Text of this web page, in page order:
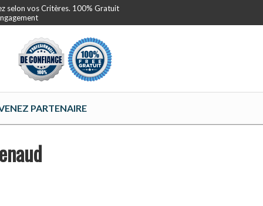
selon vos Critères. 100% Gratuit
PARTENAIRE